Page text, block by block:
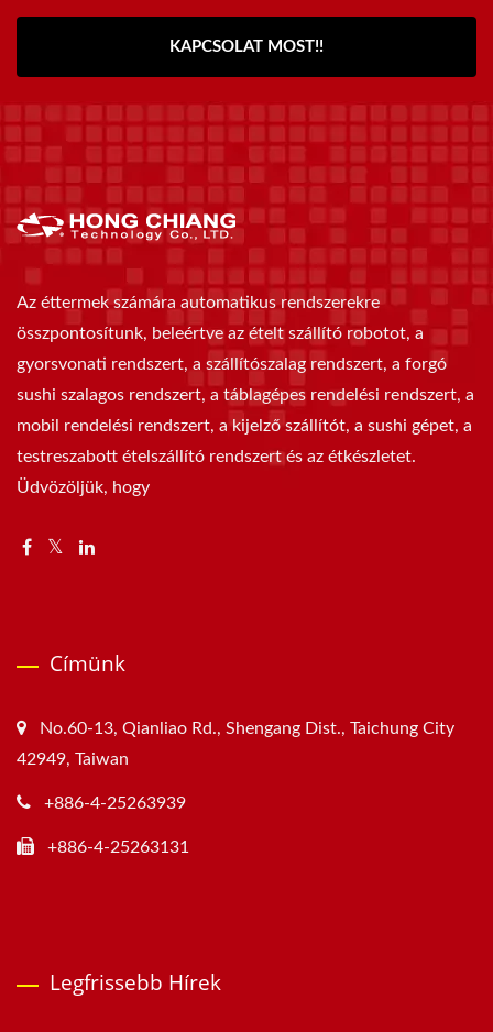
KAPCSOLAT MOST!!
Az éttermek számára automatikus rendszerekre
összpontosítunk, beleértve az ételt szállító robotot, a
gyorsvonati rendszert, a szállítószalag rendszert, a forgó
sushi szalagos rendszert, a táblagépes rendelési rendszert, a
mobil rendelési rendszert, a kijelző szállítót, a sushi gépet, a
testreszabott ételszállító rendszert és az étkészletet.
Üdvözöljük, hogy
Címünk
No.60-13, Qianliao Rd., Shengang Dist., Taichung City
42949, Taiwan
+886-4-25263939
+886-4-25263131
Legfrissebb Hírek